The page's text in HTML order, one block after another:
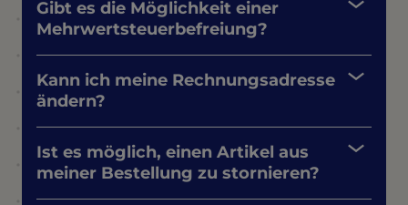
Gibt es die Möglichkeit einer
Mehrwertsteuerbefreiung?
Kann ich meine Rechnungsadresse
ändern?
Ist es möglich, einen Artikel aus
meiner Bestellung zu stornieren?